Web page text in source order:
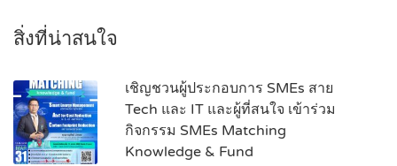
สิ่งที่น่าสนใจ
เชิญชวนผู้ประกอบการ SMEs สาย
Tech และ IT และผู้ที่สนใจ เข้าร่วม
กิจกรรม SMEs Matching
Knowledge & Fund